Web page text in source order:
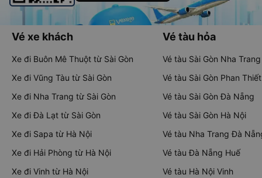
Vé xe khách
Xe đi Buôn Mê Thuột từ Sài Gòn
Xe đi Vũng Tàu từ Sài Gòn
Xe đi Nha Trang từ Sài Gòn
Xe đi Đà Lạt từ Sài Gòn
Xe đi Sapa từ Hà Nội
Xe đi Hải Phòng từ Hà Nội
Xe đi Vinh từ Hà Nội
Vé tàu hỏa
Vé tàu Sài Gòn Nha Trang
Vé tàu Sài Gòn Phan Thiết
Vé tàu Sài Gòn Đà Nẵng
Vé tàu Sài Gòn Hà Nội
Vé tàu Nha Trang Đà
Vé tàu Đà Nẵng Huế
Vé tàu Hà Nội Vinh